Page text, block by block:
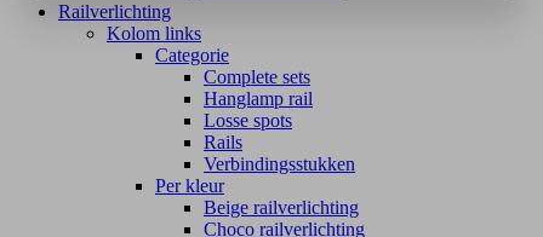
Railverlichting
Kolom links
Categorie
Complete sets
Hanglamp rail
Losse spots
Rails
Verbindingsstukken
Per kleur
Beige railverlichting
Choco railverlichting